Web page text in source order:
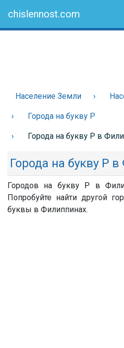
chislennost.com
Население Земли
Города на букву Р
Города на букву Р в
Города на букву Р
Городов на букву Р в
Попробуйте найти другой
буквы в Филиппинах.